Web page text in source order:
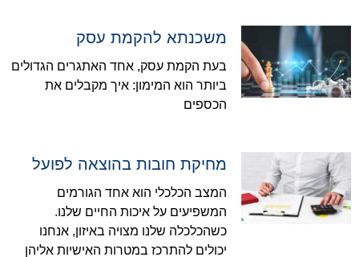
משכנתא להקמת עסק
בעת הקמת עסק, אחד האתגרים הגדולים
ביותר הוא המימון: איך מקבלים את
הכספים
מחיקת חובות בהוצאה לפועל
המצב הכלכלי הוא אחד הגורמים
המשפיעים על איכות החיים שלנו.
כשהכלכלה שלנו מצויה באיזון, אנחנו
יכולים להתרכז במטרות האישיות אליהן